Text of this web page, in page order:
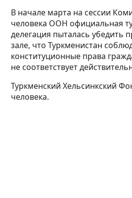
В начале марта на сессии
человека ООН официальная
делегация пыталась убедить
зале, что Туркменистан
конституционные права
не соответствует
Туркменский Хельсинкский
человека.